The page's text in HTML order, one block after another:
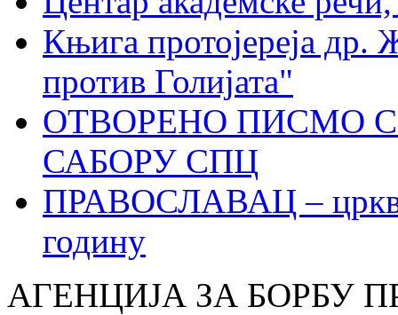
Књига протојереја др.
против Голијата"
ОТВОРЕНО ПИСМО
САБОРУ СПЦ
ПРАВОСЛАВАЦ –
годину
АГЕНЦИЈА ЗА БОРБУ